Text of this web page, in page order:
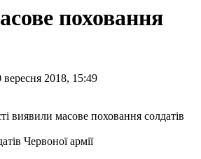
поховання
2018, 15:49
Червоної армії